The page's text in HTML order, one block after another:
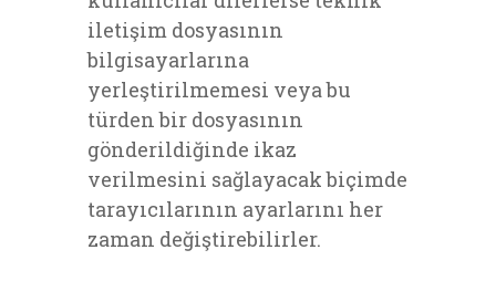
iletişim dosyasının
bilgisayarlarına
yerleştirilmemesi veya bu
türden bir dosyasının
gönderildiğinde ikaz
verilmesini sağlayacak biçimde
tarayıcılarının ayarlarını her
zaman değiştirebilirler.